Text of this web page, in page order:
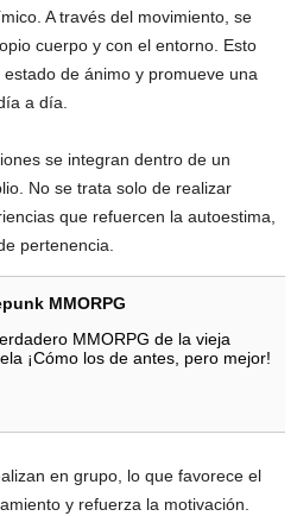
A través del movimiento, se
cuerpo y con el entorno. Esto
de ánimo y promueve una
a día.
se integran dentro de un
No se trata solo de realizar
que refuercen la autoestima,
pertenencia.
MMORPG
MMORPG de la vieja
¡Cómo los de antes, pero mejor!
en grupo, lo que favorece el
y refuerza la motivación.